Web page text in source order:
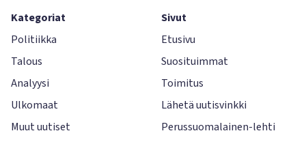
Kategoriat
Politiikka
Talous
Analyysi
Ulkomaat
Muut uutiset
Sivut
Etusivu
Suosituimmat
Toimitus
Lähetä uutisvinkki
Perussuomalainen-lehti